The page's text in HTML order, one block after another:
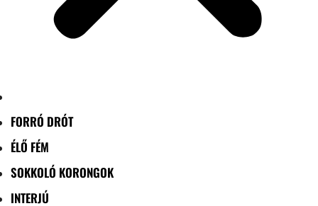
FORRÓ DRÓT
ÉLŐ FÉM
SOKKOLÓ KORONGOK
INTERJÚ